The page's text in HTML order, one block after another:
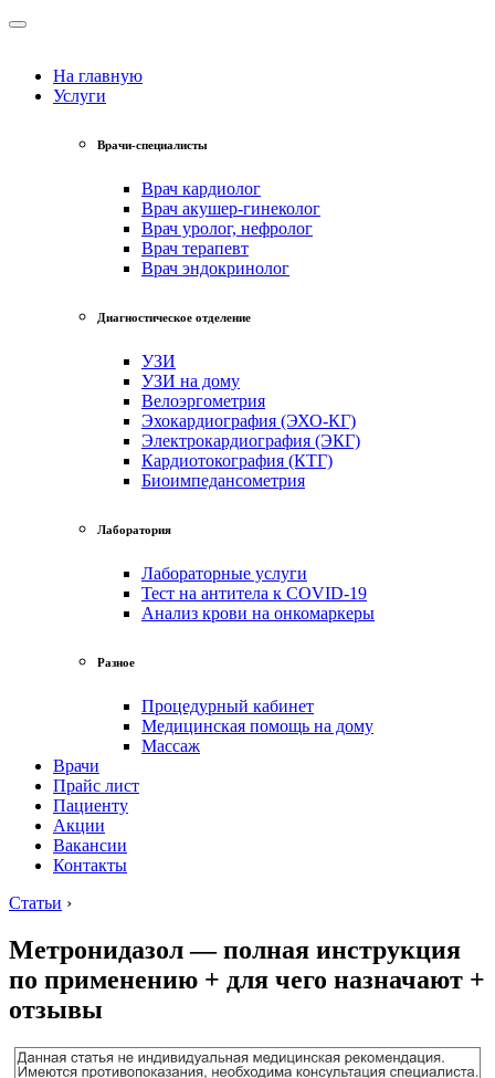
На главную
Услуги
Врачи-специалисты
Врач кардиолог
Врач акушер-гинеколог
Врач уролог, нефролог
Врач терапевт
Врач эндокринолог
Диагностическое отделение
УЗИ
УЗИ на дому
Велоэргометрия
Эхокардиография (ЭХО-КГ)
Электрокардиография (ЭКГ)
Кардиотокография (КТГ)
Биоимпедансометрия
Лаборатория
Лабораторные услуги
Тест на антитела к COVID-19
Анализ крови на онкомаркеры
Разное
Процедурный кабинет
Медицинская помощь на дому
Массаж
Врачи
Прайс лист
Пациенту
Акции
Вакансии
Контакты
Статьи ›
Метронидазол — полная инструкция
по применению + для чего назначают +
отзывы